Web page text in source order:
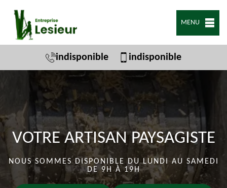
MENU
indisponible indisponible
VOTRE ARTISAN PAYSAGISTE
NOUS SOMMES DISPONIBLE DU LUNDI AU SAMEDI
DE 9H À 19H